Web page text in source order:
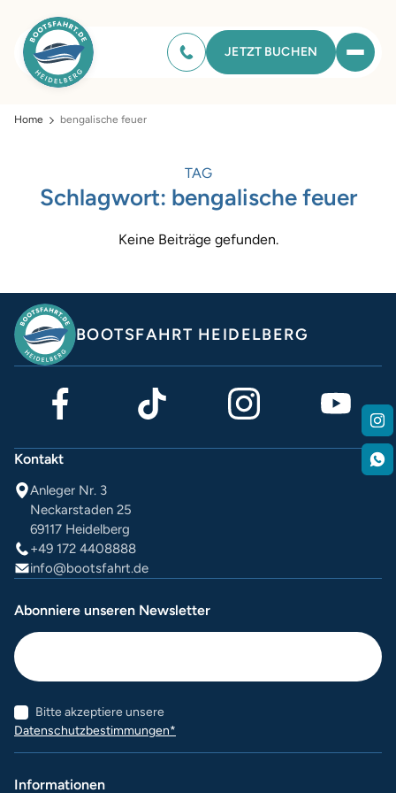
JETZT BUCHEN
Home bengalische feuer
TAG
Schlagwort: bengalische feuer
Keine Beiträge gefunden.
BOOTSFAHRT HEIDELBERG
Kontakt
Anleger Nr. 3
Neckarstaden 25
69117 Heidelberg
+49 172 4408888
info@bootsfahrt.de
Abonniere unseren Newsletter
Bitte akzeptiere unsere
Datenschutzbestimmungen*
Informationen